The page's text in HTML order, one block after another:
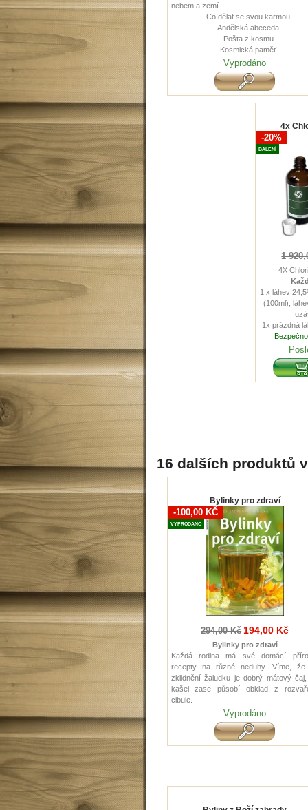
nebem a zemí.
- Co dělat se svou karmou
- Andělská abeceda
- Pošta z kosmu
- Kosmická paměť
Vyprodáno
4x
-20%
BALENÍ
1
4X
1 x láhev
(100ml),
1x prázdná
16 dalších produktů
Bylinky pro zdraví
-100,00 KČ
VYPRODÁNO
294,00 Kč 194,00 Kč
Bylinky pro zdraví
Každá rodina má své domácí
recepty na různé neduhy. Víme, že
zklidnění žaludku je dobrý mátový
kašel zase působí obklad z
cibule.
Vyprodáno